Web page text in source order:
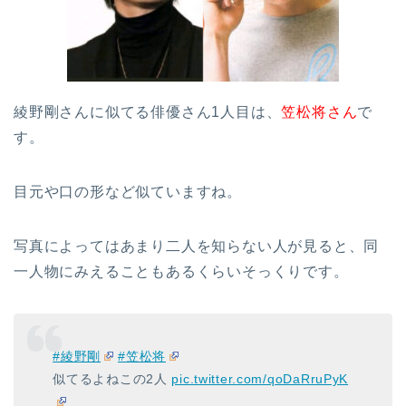
綾野剛さんに似てる俳優さん1人目は、笠松将さんで
す。
目元や口の形など似ていますね。
写真によってはあまり二人を知らない人が見ると、同
一人物にみえることもあるくらいそっくりです。
#綾野剛
#笠松将
似てるよねこの2人 pic.twitter.com/qoDaRruPyK